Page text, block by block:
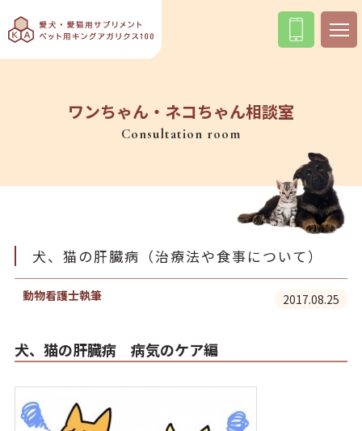
ワンちゃん・ネコちゃん相談室
Consultation room
犬、猫の肝臓病（治療法や食事について）
動物看護士執筆 2017.08.25
犬、猫の肝臓病 病気のケア編